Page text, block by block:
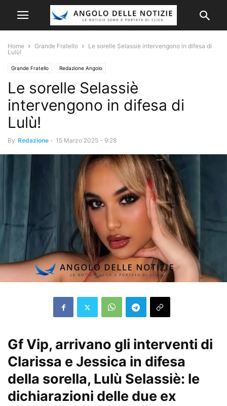
Home Grande Fratello
Le sorelle Selassiè intervengono in difesa di
Lulù!
Grande Fratello Redazione Angolo
Le sorelle Selassiè
intervengono in difesa di
Lulù!
By Redazione - 15 Marzo 2025 - 9:28
Gf Vip, arrivano gli interventi di
Clarissa e Jessica in difesa
della sorella, Lulù Selassiè: le
dichiarazioni delle due ex